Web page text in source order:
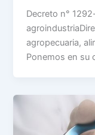
Decreto n°
agropecuaria,
Ponemos en su